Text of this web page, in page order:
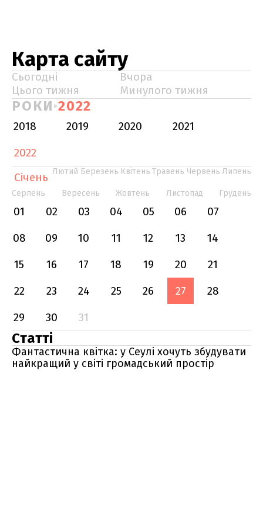
Карта сайту
Сьогодні
Вчора
Цього тижня
Минулого тижня
РОКИ 2022
2018 2019 2020
2021
2022
Січень Лютий Березень Квітень Травень Червень Липень
Серпень Вересень Жовтень Листопад Грудень
01 02 03 04 05 06
07
08
09 10 11 12 13
14
15
16 17 18 19 20
21
22
23 24 25 26 27
28
29
30 31
Статті
Фантастична квітка: у Сеулі хочуть збудувати
найкращий у світі громадський простір